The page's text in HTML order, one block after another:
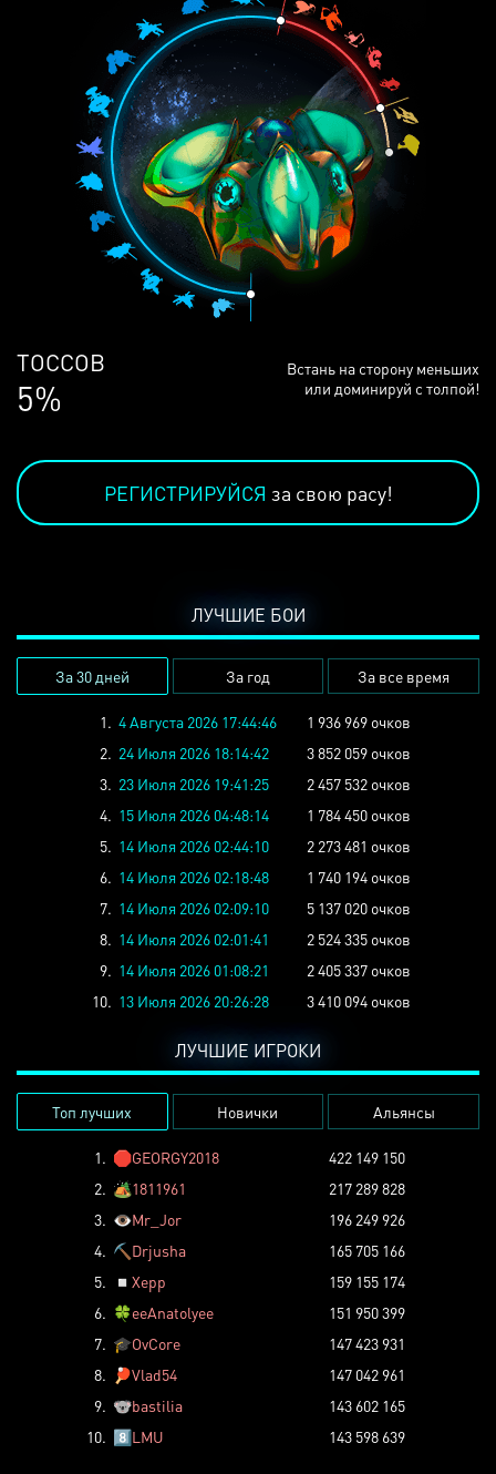
ЛЮДЕЙ
68%
Встань на сторону меньших
или доминируй с толпой!
РЕГИСТРИРУЙСЯ за свою расу!
ЛУЧШИЕ БОИ
За 30 дней За год За все время
1. 4 Августа 2026 17:44:46
1 936 969 очков
2. 24 Июля 2026 18:14:42
3 852 059 очков
3. 23 Июля 2026 19:41:25
2 457 532 очков
4. 15 Июля 2026 04:48:14
1 784 450 очков
5. 14 Июля 2026 02:44:10
2 273 481 очков
6. 14 Июля 2026 02:18:48
1 740 194 очков
7. 14 Июля 2026 02:09:10
5 137 020 очков
8. 14 Июля 2026 02:01:41
2 524 335 очков
9. 14 Июля 2026 01:08:21
2 405 337 очков
10. 13 Июля 2026 20:26:28 3 410 094 очков
ЛУЧШИЕ ИГРОКИ
Топ лучших Новички Альянсы
1. 🛑GEORGY2018
422 149 150
2. 🏕️1811961
217 289 828
3. 👁️Mr_Jor
196 249 926
4. ⛏️ Drjusha
165 705 166
5.
◽ Xepp
159 155 174
6. 🍀eeAnatolyee
151 950 399
7. 🎓OvCore
147 423 931
8.
🏓Vlad54
147 042 961
9. 🐨bastilia
143 602 165
10. 8️⃣LMU 143 598 639